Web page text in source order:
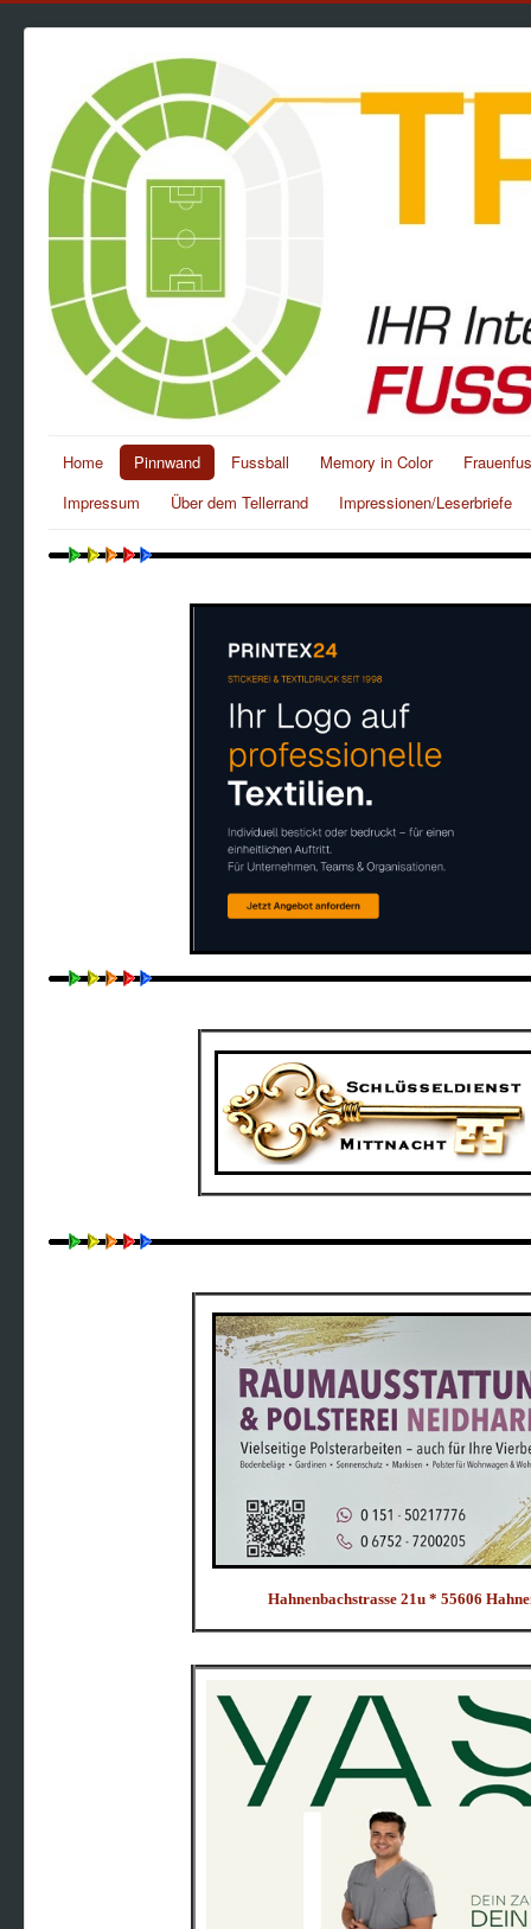
Home Pinnwand Fussball Memory in Color
Impressum
Über dem Tellerrand Impressionen/Leserbriefe
Hahnenbachstrasse 21u * 55606